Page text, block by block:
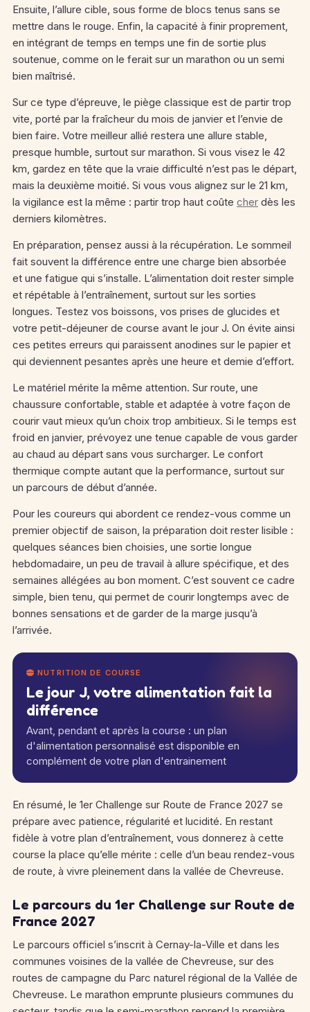
Ensuite, l’allure cible, sous forme de blocs tenus sans se
mettre dans le rouge. Enfin, la capacité à finir proprement,
en intégrant de temps en temps une fin de sortie plus
soutenue, comme on le ferait sur un marathon ou un semi
bien maîtrisé.
Sur ce type d’épreuve, le piège classique est de partir trop
vite, porté par la fraîcheur du mois de janvier et l’envie de
bien faire. Votre meilleur allié restera une allure stable,
presque humble, surtout sur marathon. Si vous visez le 42
km, gardez en tête que la vraie difficulté n’est pas le départ,
mais la deuxième moitié. Si vous vous alignez sur le 21 km,
la vigilance est la même : partir trop haut coûte cher dès les
derniers kilomètres.
En préparation, pensez aussi à la récupération. Le sommeil
fait souvent la différence entre une charge bien absorbée
et une fatigue qui s’installe. L’alimentation doit rester simple
et répétable à l’entraînement, surtout sur les sorties
longues. Testez vos boissons, vos prises de glucides et
votre petit-déjeuner de course avant le jour J. On évite ainsi
ces petites erreurs qui paraissent anodines sur le papier et
qui deviennent pesantes après une heure et demie d’effort.
Le matériel mérite la même attention. Sur route, une
chaussure confortable, stable et adaptée à votre façon de
courir vaut mieux qu’un choix trop ambitieux. Si le temps est
froid en janvier, prévoyez une tenue capable de vous garder
au chaud au départ sans vous surcharger. Le confort
thermique compte autant que la performance, surtout sur
un parcours de début d’année.
Pour les coureurs qui abordent ce rendez-vous comme un
premier objectif de saison, la préparation doit rester lisible :
quelques séances bien choisies, une sortie longue
hebdomadaire, un peu de travail à allure spécifique, et des
semaines allégées au bon moment. C’est souvent ce cadre
simple, bien tenu, qui permet de courir longtemps avec de
bonnes sensations et de garder de la marge jusqu’à
l’arrivée.
NUTRITION DE COURSE
Le jour J, votre alimentation fait la
différence
Avant, pendant et après la course : un plan
d'alimentation personnalisé est disponible en
complément de votre plan d'entrainement
En résumé, le 1er Challenge sur Route de France 2027 se
prépare avec patience, régularité et lucidité. En restant
fidèle à votre plan d’entraînement, vous donnerez à cette
course la place qu’elle mérite : celle d’un beau rendez-vous
de route, à vivre pleinement dans la vallée de Chevreuse.
Le parcours du 1er Challenge sur Route de
France 2027
Le parcours officiel s’inscrit à Cernay-la-Ville et dans les
communes voisines de la vallée de Chevreuse, sur des
routes de campagne du Parc naturel régional de la Vallée de
Chevreuse. Le marathon emprunte plusieurs communes du